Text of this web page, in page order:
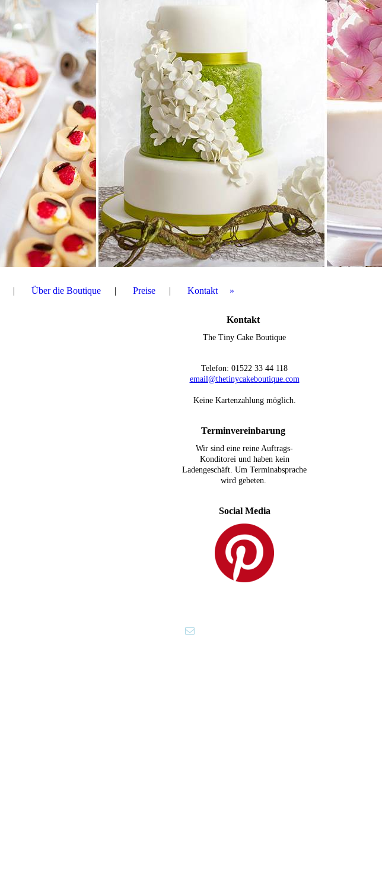
Über die Boutique Preise Kontakt
Kontakt
The Tiny Cake Boutique
Telefon: 01522 33 44 118
email@thetinycakeboutique.com
Keine Kartenzahlung möglich.
Terminvereinbarung
Wir sind eine reine Auftrags-
Konditorei und haben kein
Ladengeschäft. Um Terminabsprache
wird gebeten.
Social Media